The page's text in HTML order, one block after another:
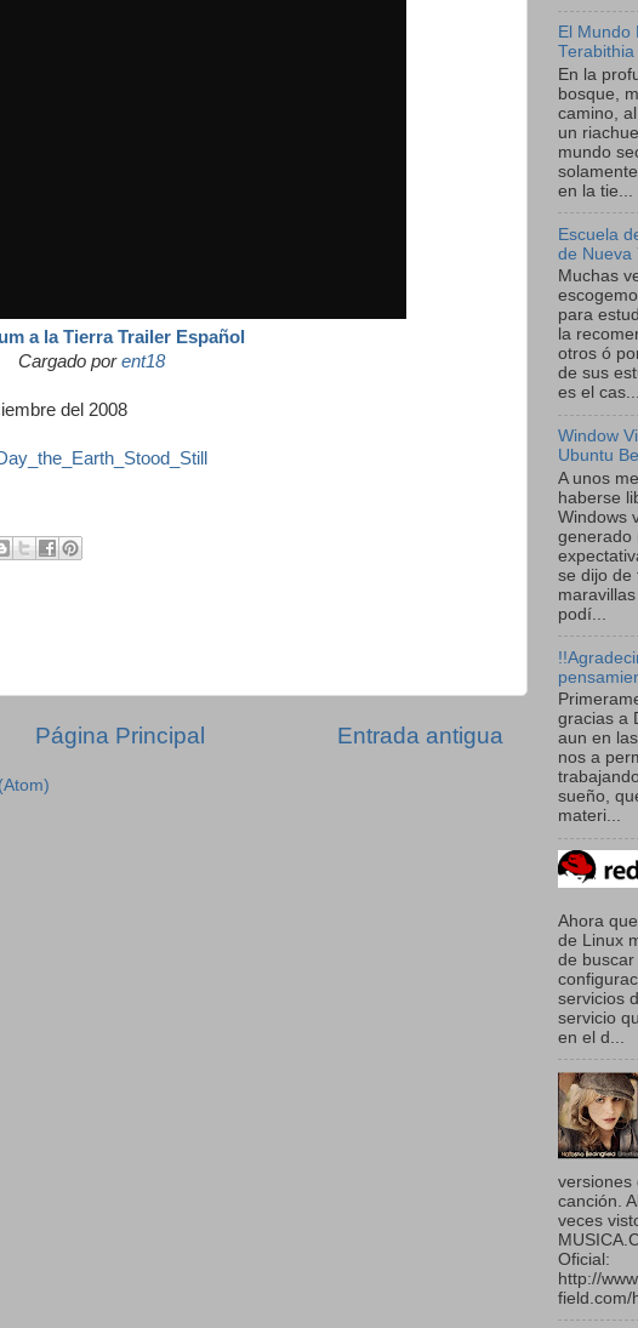
a la Tierra Trailer Español
Cargado porent18
del 2008
Entrada antigua
Página Principal
El Mundo
Terabithia
En la
bosque,
camino,
un
mundo
en la tie...
Escuela
de Nueva
Muchas
para
la
otros ó
de sus
es el cas...
Window
Ubuntu
A unos
haberse
Windows
generado
se dijo de
podí...
gracias a
aun en
nos a
sueño,
materi...
Ahora
de Linux
de buscar
servicios
servicio
en el d...
versiones
canción.
veces
Oficial:
http://
field.com/